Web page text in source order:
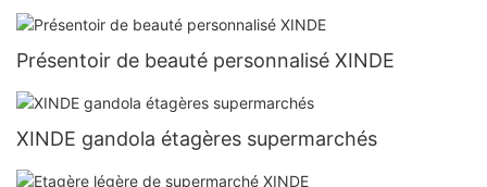
Présentoir de beauté personnalisé XINDE
XINDE gandola étagères supermarchés